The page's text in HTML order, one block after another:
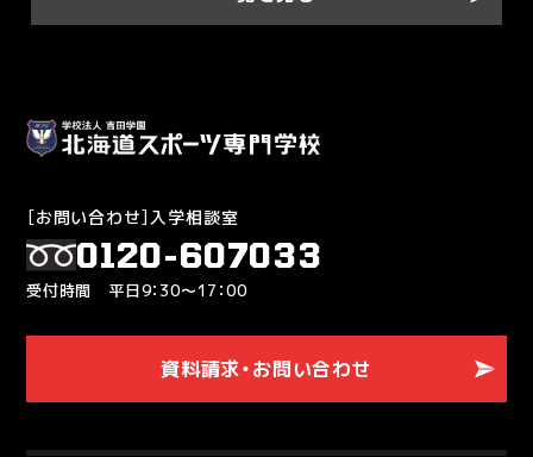
［お問い合わせ］入学相談室
0120-607033
受付時間 平日9：30～17：00
資料請求・お問い合わせ